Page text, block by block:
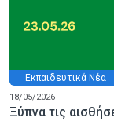
Εκπαιδευτικά Νέα
18/05/2026
Ξύπνα τις